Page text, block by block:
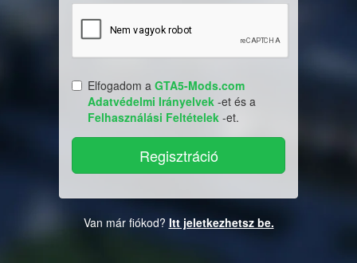
Elfogadom a GTA5-Mods.com
Adatvédelmi Irányelvek -et és a
Felhasználási Feltételek -et.
Van már fiókod? Itt jeletkezhetsz be.